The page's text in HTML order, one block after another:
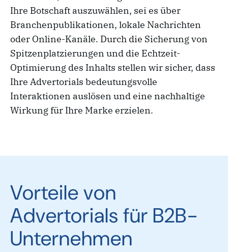
Ihre Botschaft auszuwählen, sei es über
Branchenpublikationen, lokale Nachrichten
oder Online-Kanäle. Durch die Sicherung von
Spitzenplatzierungen und die Echtzeit-
Optimierung des Inhalts stellen wir sicher, dass
Ihre Advertorials bedeutungsvolle
Interaktionen auslösen und eine nachhaltige
Wirkung für Ihre Marke erzielen.
Vorteile von
Advertorials für B2B-
Unternehmen